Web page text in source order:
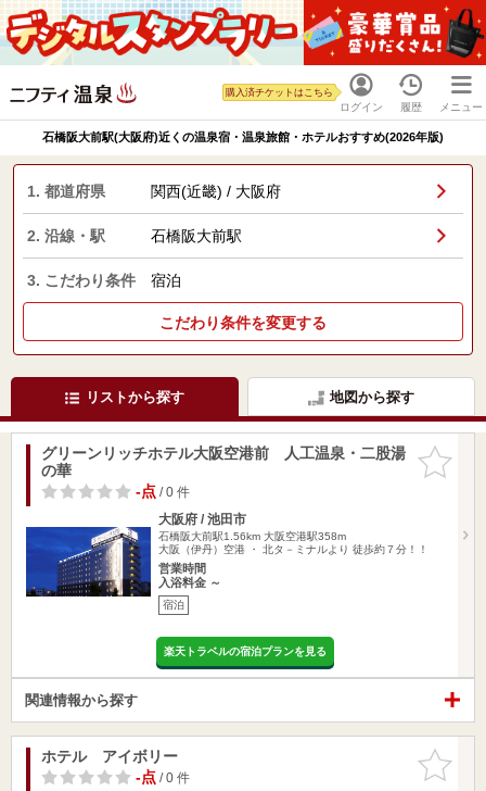
ログイン
購入済チケットはこちら
履歴 メニュー
石橋阪大前駅(大阪府)近くの温泉宿・温泉旅館・ホテルおすすめ(2026年版)
1. 都道府県 関西(近畿) / 大阪府
2. 沿線・駅 石橋阪大前駅
3. こだわり条件 宿泊
こだわり条件を変更する
リストから探す 地図から探す
お気に入
りに追加
グリーンリッチホテル大阪空港前 人工温泉・二股湯
の華
-点/ 0 件
大阪府 / 池田市
石橋阪大前駅1.56km 大阪空港駅358m
大阪（伊丹）空港 ・ 北タ－ミナルより 徒歩約７分！！
営業時間
入浴料金 ～
宿泊
楽天トラベルの宿泊プランを見る
関連情報から探す
お気に入
りに追加
ホテル アイボリー
-点/ 0 件